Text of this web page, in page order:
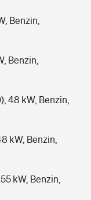
Benzin,
Benzin,
48 kW, Benzin,
kW, Benzin,
kW, Benzin,